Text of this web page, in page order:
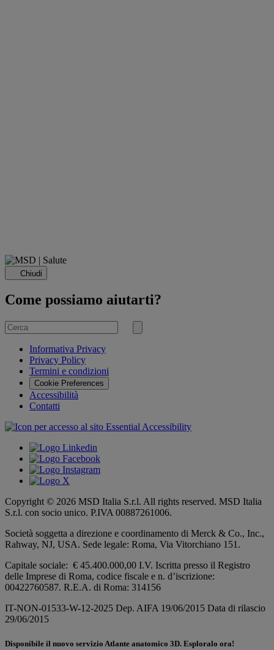
Chiudi
Come possiamo aiutarti?
Cerca
per
Invia
Informativa Privacy
Privacy Policy
Termini e condizioni
Cookie Preferences
Accessibilità
Contatti
Copyright © 2026 MSD Italia S.r.l. All rights reserved. MSD Italia
S.r.l. con socio unico. P.IVA 00887261006.
Società soggetta a direzione e coordinamento di Merck & Co., Inc.,
Rahway, NJ, USA. Sede legale: Roma, Via Vitorchiano 151.
Capitale sociale: € 45.400.000,00 I.V. Iscritta presso il Registro
delle Imprese di Roma, codice fiscale e n. d’iscrizione:
00422760587. R.E.A. di Roma: 314156
IT-NON-01533-W-12-2025 Dep. AIFA 19/06/2015 Data di rilascio
29/06/2015
Disponibile il nuovo servizio Atlante anatomico 3D. Esploralo ora!